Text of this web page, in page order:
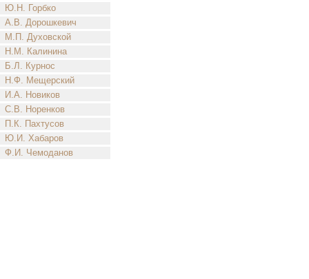
Ю.Н. Горбко
А.В. Дорошкевич
М.П. Духовской
Н.М. Калинина
Б.Л. Курнос
Н.Ф. Мещерский
И.А. Новиков
С.В. Норенков
П.К. Пахтусов
Ю.И. Хабаров
Ф.И. Чемоданов